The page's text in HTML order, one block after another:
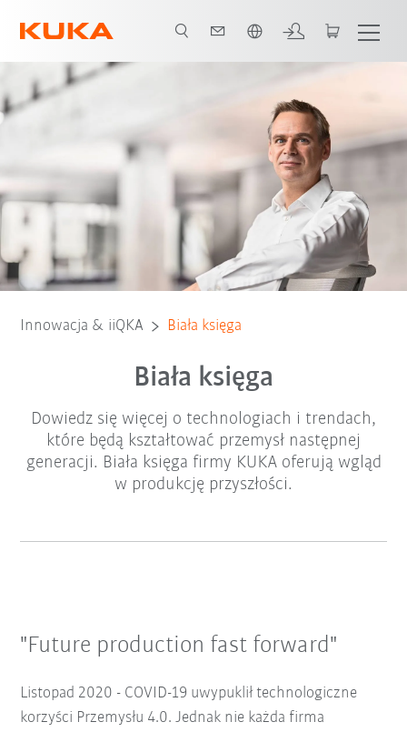
Innowacja & iiQKA Biała księga
Biała księga
Dowiedz się więcej o technologiach i trendach,
które będą kształtować przemysł następnej
generacji. Biała księga firmy KUKA oferują wgląd
w produkcję przyszłości.
"Future production fast forward"
Listopad 2020 - COVID-19 uwypuklił technologiczne
korzyści Przemysłu 4.0. Jednak nie każda firma